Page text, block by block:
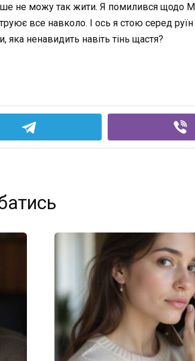
не можу так жити. Я помилився щодо
все навколо. І ось я стою серед
ненавидить навіть тінь щастя?